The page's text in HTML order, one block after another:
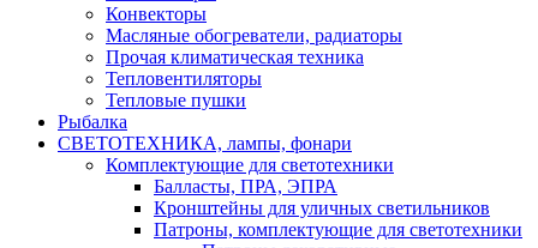
Конвекторы
Масляные обогреватели, радиаторы
Прочая климатическая техника
Тепловентиляторы
Тепловые пушки
Рыбалка
СВЕТОТЕХНИКА, лампы, фонари
Комплектующие для светотехники
Балласты, ПРА, ЭПРА
Кронштейны для уличных светильников
Патроны, комплектующие для светотехники